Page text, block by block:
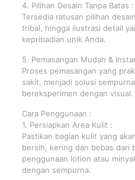
4. Pilihan Desain Tanpa Batas :
Tersedia ratusan pilihan
tribal, hingga ilustrasi detail
kepribadian unik Anda.
5. Pemasangan Mudah &
Proses pemasangan yang
sakit, menjadi solusi
bereksperimen dengan visual.
Cara Penggunaan :
1. Persiapkan Area Kulit :
Pastikan bagian kulit yang
bersih, kering dan bebas dari
penggunaan lotion atau
dengan sempurna.